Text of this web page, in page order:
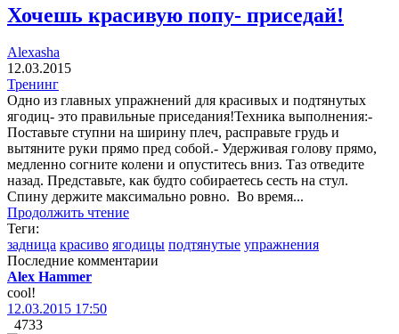
Хочешь красивую попу- приседай!
Alexasha
12.03.2015
Тренинг
Одно из главных упражнений для красивых и подтянутых
ягодиц- это правильные приседания!Техника выполнения:-
Поставьте ступни на ширину плеч, расправьте грудь и
вытяните руки прямо пред собой.- Удерживая голову прямо,
медленно согните колени и опуститесь вниз. Таз отведите
назад. Представьте, как будто собираетесь сесть на стул.
Спину держите максимально ровно. Во время...
Продолжить чтение
Теги:
задница красиво ягодицы подтянутые упражнения
Последние комментарии
Alex Hammer
cool!
12.03.2015 17:50
4733